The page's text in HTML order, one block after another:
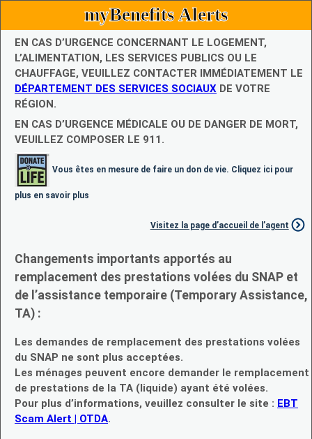
myBenefits Alerts
EN CAS D’URGENCE CONCERNANT LE LOGEMENT,
L’ALIMENTATION, LES SERVICES PUBLICS OU LE
CHAUFFAGE, VEUILLEZ CONTACTER IMMÉDIATEMENT LE
DÉPARTEMENT DES SERVICES SOCIAUX DE VOTRE
RÉGION.
EN CAS D’URGENCE MÉDICALE OU DE DANGER DE MORT,
VEUILLEZ COMPOSER LE 911.
Vous êtes en mesure de faire un don de vie. Cliquez ici pour
plus en savoir plus
Visitez la page d’accueil de l’agent
Changements importants apportés au
remplacement des prestations volées du SNAP et
de l’assistance temporaire (Temporary Assistance,
TA) :
Les demandes de remplacement des prestations volées
du SNAP ne sont plus acceptées.
Les ménages peuvent encore demander le remplacement
de prestations de la TA (liquide) ayant été volées.
Pour plus d’informations, veuillez consulter le site : EBT
Scam Alert | OTDA.